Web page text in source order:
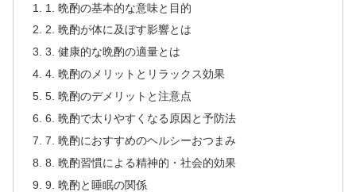
1. 晩酌の基本的な意味と目的
2. 晩酌が体に及ぼす影響とは
3. 健康的な晩酌の適量とは
4. 晩酌のメリットとリラックス効果
5. 晩酌のデメリットと注意点
6. 晩酌で太りやすくなる原因と予防法
7. 晩酌におすすめのヘルシーおつまみ
8. 晩酌習慣による精神的・社会的効果
9. 晩酌と睡眠の関係